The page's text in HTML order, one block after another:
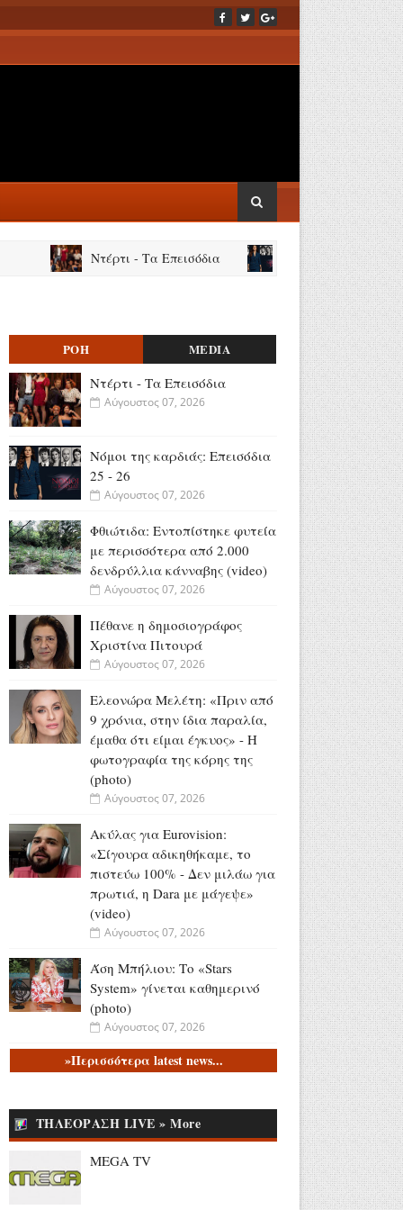
Ντέρτι - Τα Επεισόδια Νόμοι της καρδιάς:
ΡΟΗ MEDIA
Ντέρτι - Τα Επεισόδια
Αύγουστος 07, 2026
Νόμοι της καρδιάς: Επεισόδια
25 - 26
Αύγουστος 07, 2026
Φθιώτιδα: Εντοπίστηκε φυτεία
με περισσότερα από 2.000
δενδρύλλια κάνναβης (video)
Αύγουστος 07, 2026
Πέθανε η δημοσιογράφος
Χριστίνα Πιτουρά
Αύγουστος 07, 2026
Ελεονώρα Μελέτη: «Πριν από
9 χρόνια, στην ίδια παραλία,
έμαθα ότι είμαι έγκυος» - Η
φωτογραφία της κόρης της
(photo)
Αύγουστος 07, 2026
Ακύλας για Eurovision:
«Σίγουρα αδικηθήκαμε, το
πιστεύω 100% - Δεν μιλάω για
πρωτιά, η Dara με μάγεψε»
(video)
Αύγουστος 07, 2026
Άση Μπήλιου: Το «Stars
System» γίνεται καθημερινό
(photo)
Αύγουστος 07, 2026
Συνελήφθη 31χρονος στη
απόπειρα που τελέστηκαν
στην Ελλάδα (video)
Αύγουστος 07, 2026
»Περισσότερα latest news...
ΤΗΛΕΟΡΑΣΗ LIVE » More
MEGA TV